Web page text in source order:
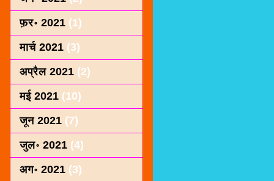
फ़र॰ 2021 (1)
मार्च 2021 (3)
अप्रैल 2021 (2)
मई 2021 (10)
जून 2021 (7)
जुल॰ 2021 (4)
अग॰ 2021 (3)